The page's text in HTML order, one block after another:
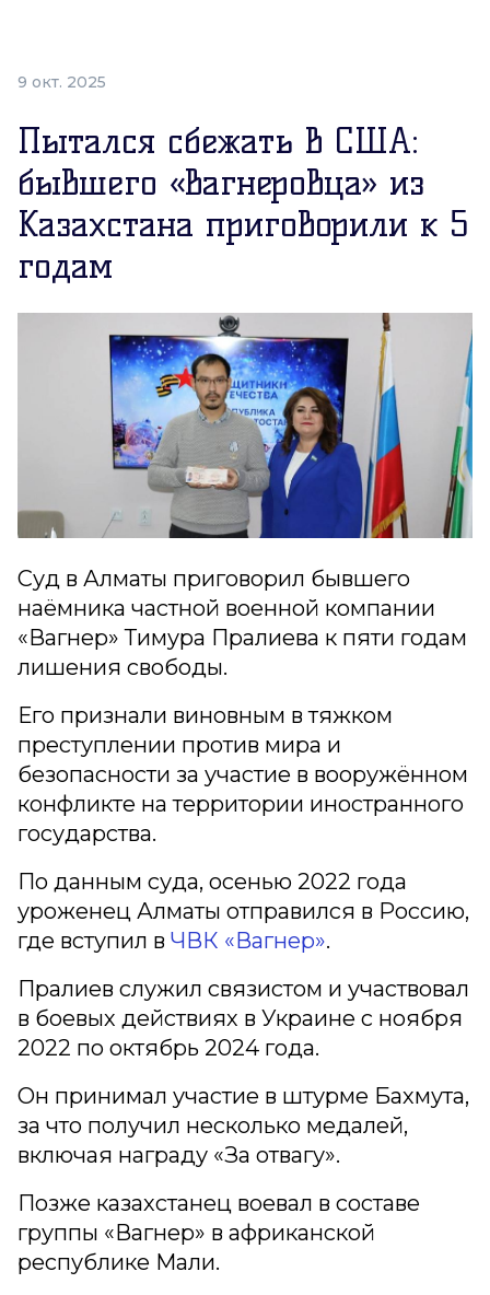
9 окт. 2025
Пытался сбежать в США:
бывшего «вагнеровца» из
Казахстана приговорили к 5
годам
Суд в Алматы приговорил бывшего
наёмника частной военной компании
«Вагнер» Тимура Пралиева к пяти годам
лишения свободы.
Его признали виновным в тяжком
преступлении против мира и
безопасности за участие в вооружённом
конфликте на территории иностранного
государства.
По данным суда, осенью 2022 года
уроженец Алматы отправился в Россию,
где вступил в ЧВК «Вагнер».
Пралиев служил связистом и участвовал
в боевых действиях в Украине с ноября
2022 по октябрь 2024 года.
Он принимал участие в штурме Бахмута,
за что получил несколько медалей,
включая награду «За отвагу».
Позже казахстанец воевал в составе
группы «Вагнер» в африканской
республике Мали.